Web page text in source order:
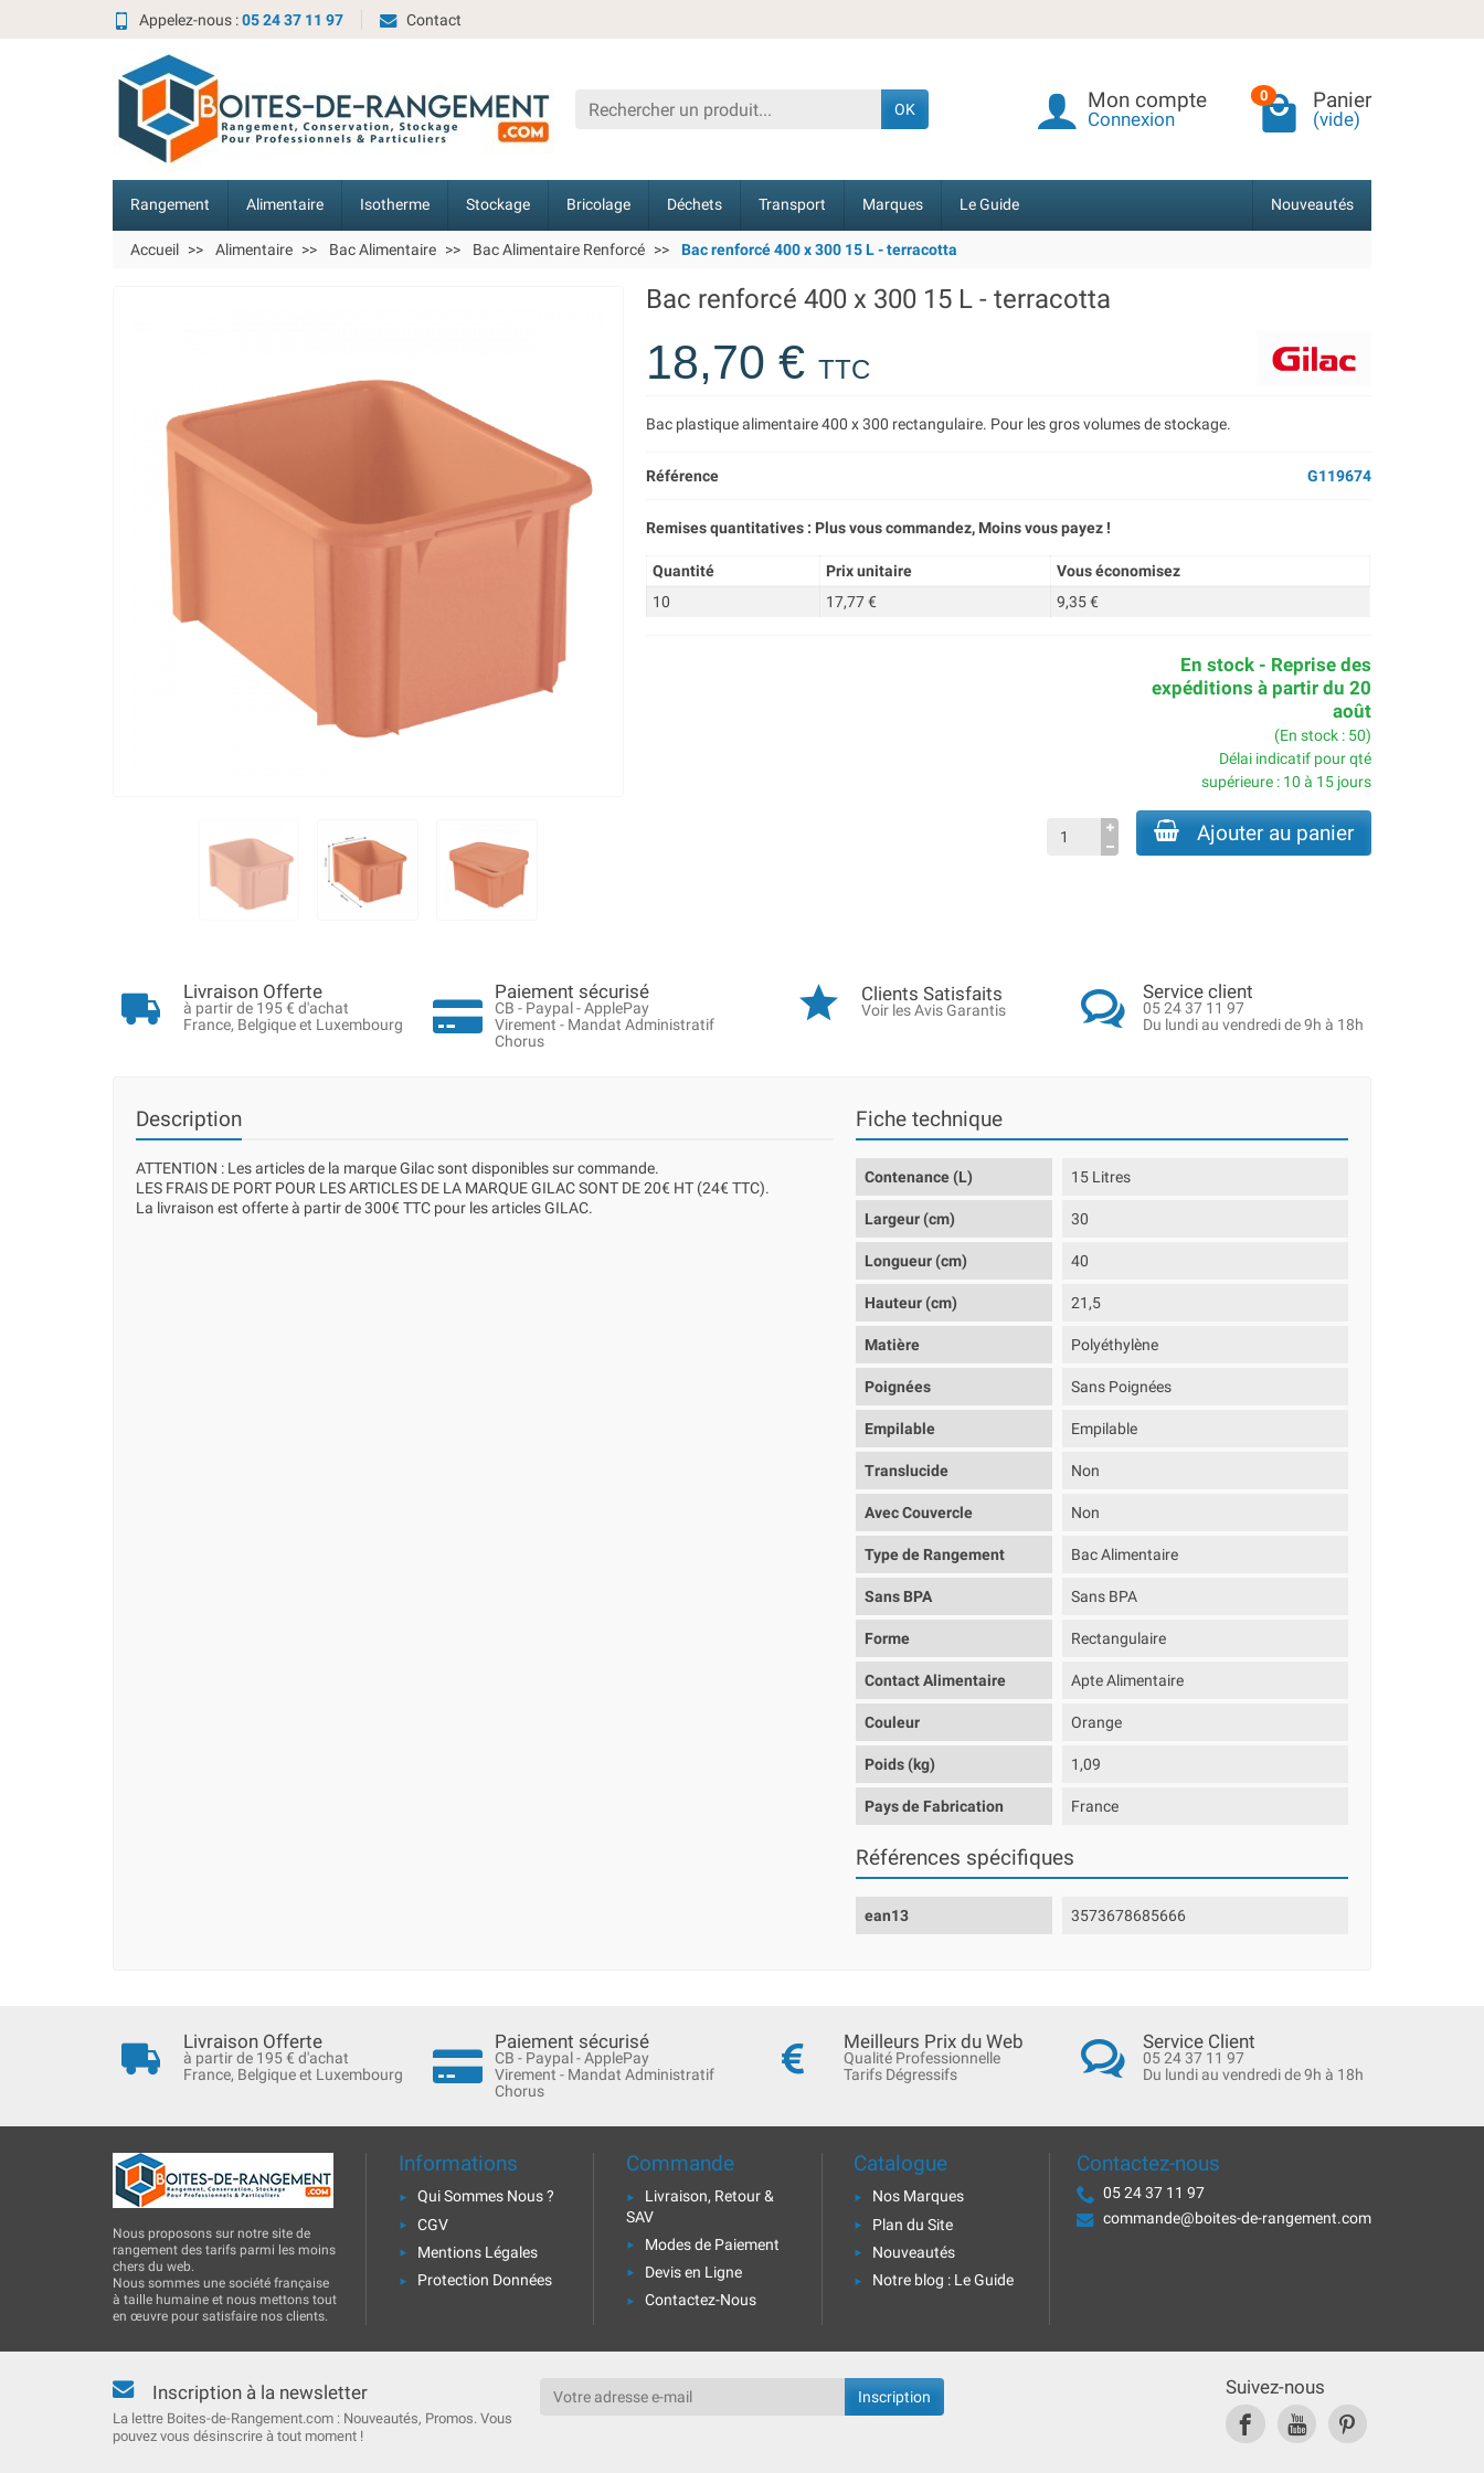
Appelez-nous :05 24 37 11 97 Contact
OK Mon compte
Connexion
0 Panier
(vide)
Rangement Alimentaire Isotherme Stockage Bricolage Déchets Transport Marques Le Guide Nouveautés
Accueil Alimentaire Bac Alimentaire Bac Alimentaire Renforcé Bac renforcé 400 x 300 15 L - terracotta
Bac renforcé 400 x 300 15 L - terracotta
18,70 €TTC
Bac plastique alimentaire 400 x 300 rectangulaire. Pour les gros volumes de stockage.
Référence G119674
Remises quantitatives : Plus vous commandez, Moins vous payez !
Quantité Prix unitaire
Vous économisez
10
17,77 € 9,35 €
En stock - Reprise des
expéditions à partir du 20
août
(En stock : 50)
Délai indicatif pour qté
supérieure : 10 à 15 jours
Ajouter au panier
Livraison Offerte
à partir de 195 € d'achat
France, Belgique et Luxembourg
Paiement sécurisé
CB - Paypal - ApplePay
Virement - Mandat Administratif
Chorus
Clients Satisfaits
Voir les Avis Garantis
Service client
05 24 37 11 97
Du lundi au vendredi de 9h à 18h
Description
ATTENTION : Les articles de la marque Gilac sont disponibles sur commande.
LES FRAIS DE PORT POUR LES ARTICLES DE LA MARQUE GILAC SONT DE 20€ HT (24€ TTC).
La livraison est offerte à partir de 300€ TTC pour les articles GILAC.
Fiche technique
Contenance (L) 15 Litres
Largeur (cm) 30
Longueur (cm) 40
Hauteur (cm) 21,5
Matière Polyéthylène
Poignées Sans Poignées
Empilable Empilable
Translucide Non
Avec Couvercle Non
Type de Rangement Bac Alimentaire
Sans BPA Sans BPA
Forme Rectangulaire
Contact Alimentaire Apte Alimentaire
Couleur Orange
Poids (kg) 1,09
Pays de Fabrication France
Références spécifiques
ean13 3573678685666
Livraison Offerte
à partir de 195 € d'achat
France, Belgique et Luxembourg
Paiement sécurisé
CB - Paypal - ApplePay
Virement - Mandat Administratif
Chorus
Meilleurs Prix du Web
Qualité Professionnelle
Tarifs Dégressifs
Service Client
05 24 37 11 97
Du lundi au vendredi de 9h à 18h
Nous proposons sur notre site de
rangement des tarifs parmi les moins
chers du web.
Nous sommes une société française
à taille humaine et nous mettons tout
en œuvre pour satisfaire nos clients.
Informations
Qui Sommes Nous ?
CGV
Mentions Légales
Protection Données
Commande
Livraison, Retour &
SAV
Modes de Paiement
Devis en Ligne
Contactez-Nous
Catalogue
Nos Marques
Plan du Site
Nouveautés
Notre blog : Le Guide
Contactez-nous
05 24 37 11 97
commande@boites-de-rangement.com
Inscription à la newsletter
La lettre Boites-de-Rangement.com : Nouveautés, Promos. Vous
pouvez vous désinscrire à tout moment !
Suivez-nous